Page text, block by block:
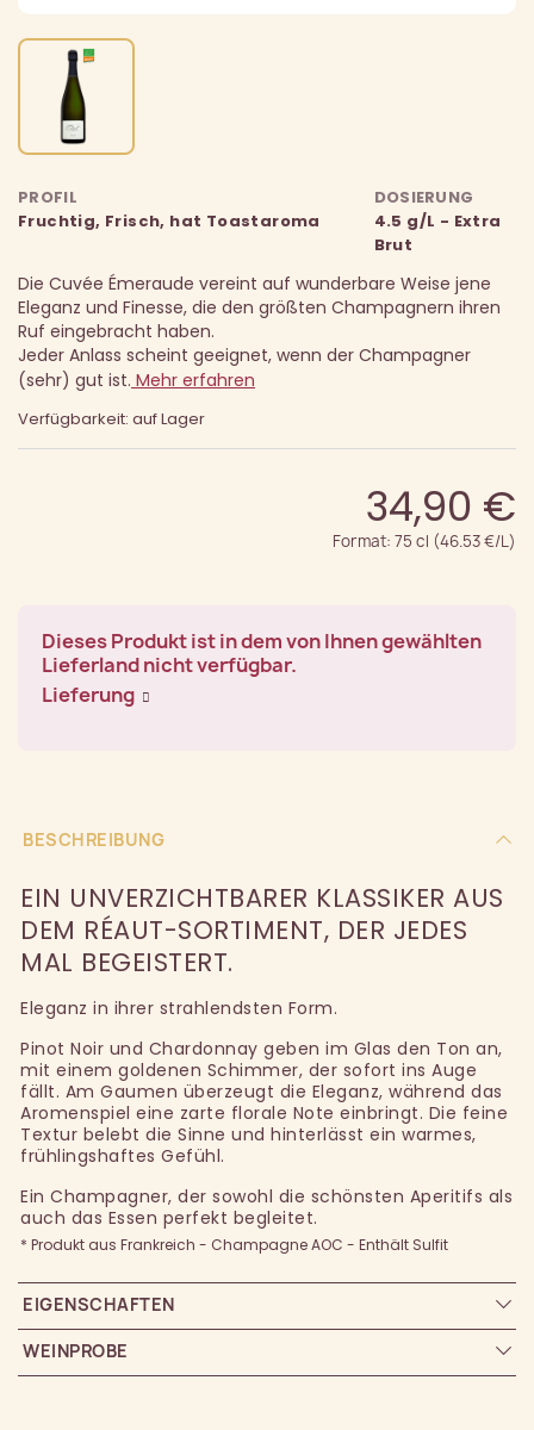
PROFIL
Fruchtig, Frisch, hat Toastaroma
DOSIERUNG
4.5 g/L - Extra
Brut
Die Cuvée Émeraude vereint auf wunderbare Weise jene
Eleganz und Finesse, die den größten Champagnern ihren
Ruf eingebracht haben.
Jeder Anlass scheint geeignet, wenn der Champagner
(sehr) gut ist. Mehr erfahren
Verfügbarkeit: auf Lager
34,90 €
Format: 75 cl (46.53 €/L)
Dieses Produkt ist in dem von Ihnen gewählten
Lieferland nicht verfügbar.
Lieferung
BESCHREIBUNG
EIN UNVERZICHTBARER KLASSIKER AUS
DEM RÉAUT-SORTIMENT, DER JEDES
MAL BEGEISTERT.
Eleganz in ihrer strahlendsten Form.
Pinot Noir und Chardonnay geben im Glas den Ton an,
mit einem goldenen Schimmer, der sofort ins Auge
fällt. Am Gaumen überzeugt die Eleganz, während das
Aromenspiel eine zarte florale Note einbringt. Die feine
Textur belebt die Sinne und hinterlässt ein warmes,
frühlingshaftes Gefühl.
Ein Champagner, der sowohl die schönsten Aperitifs als
auch das Essen perfekt begleitet.
* Produkt aus Frankreich - Champagne AOC - Enthält Sulfit
EIGENSCHAFTEN
WEINPROBE